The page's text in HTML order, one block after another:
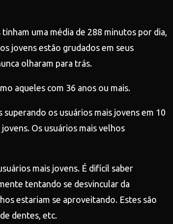
uma média de 288 minutos por dia,
jovens estão grudados em seus
olharam para trás.
aqueles com 36 anos ou mais.
os usuários mais jovens em 10
Os usuários mais velhos
mais jovens. É difícil saber
tentando se desvincular da
estariam se aproveitando. Estes são
dentes, etc.